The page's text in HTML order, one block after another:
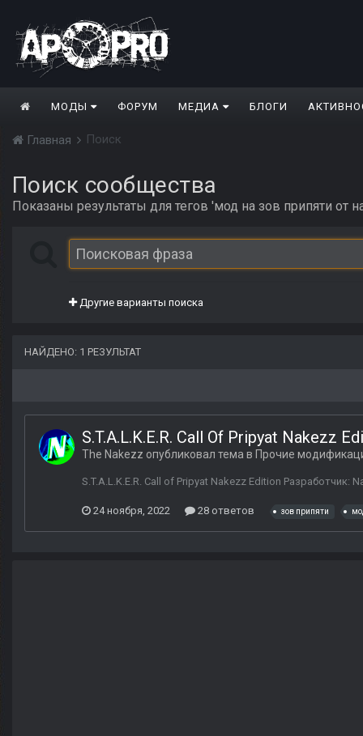
МОДЫ ФОРУМ МЕДИА БЛОГИ
Главная Поиск
Поиск сообщества
Показаны результаты для тегов 'мод на зов припяти от
Другие варианты поиска
НАЙДЕНО: 1 РЕЗУЛЬТАТ
S.T.A.L.K.E.R. Call Of Pripyat Nakezz
The Nakezz опубликовал тема в Прочие
S.T.A.L.K.E.R. Call of Pripyat Nakezz Edition
24 ноября, 2022 28 ответов зов припяти